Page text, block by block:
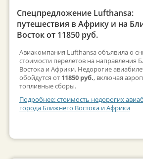
Спецпредложение Lufthansa:
путешествия в Африку и на
Восток от 11850 руб.
Авиакомпания Lufthansa объявила о
стоимости перелетов на направления
Востока и Африки. Недорогие
обойдутся от 11850 руб., включая
топливные сборы.
Подробнее: стоимость недорогих
города Ближнего Востока и Африки